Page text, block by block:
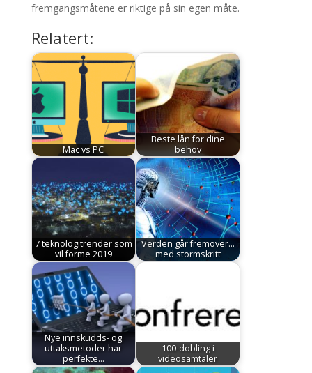
fremgangsmåtene er riktige på sin egen måte.
Relatert:
Mac vs PC
Beste lån for dine
behov
7 teknologitrender som
vil forme 2019
Verden går fremover...
med stormskritt
Nye innskudds- og
uttaksmetoder har
perfekte…
100-dobling i
videosamtaler